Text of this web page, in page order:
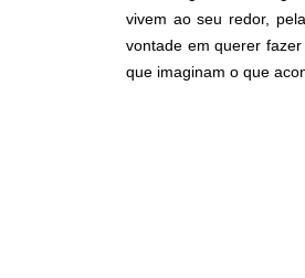
vivem ao seu redor,
vontade em querer
que imaginam o que